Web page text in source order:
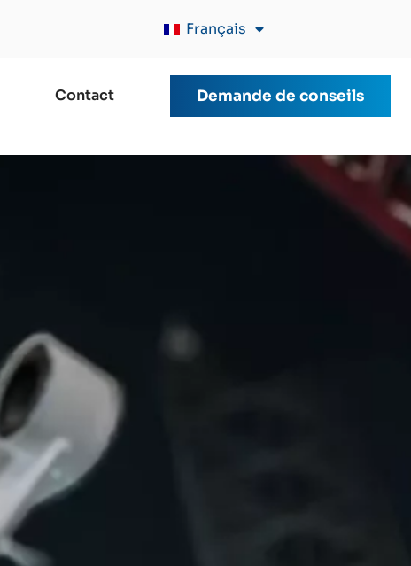
Français
Contact Demande de conseils